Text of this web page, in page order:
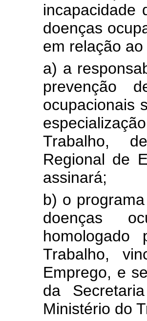
incapacidade
doenças
em relação
a) a
prevenção
ocupacionais
Trabalho,
Regional de
assinará;
b) o
doenças
homologado
Trabalho,
Emprego, e
da
Ministério do